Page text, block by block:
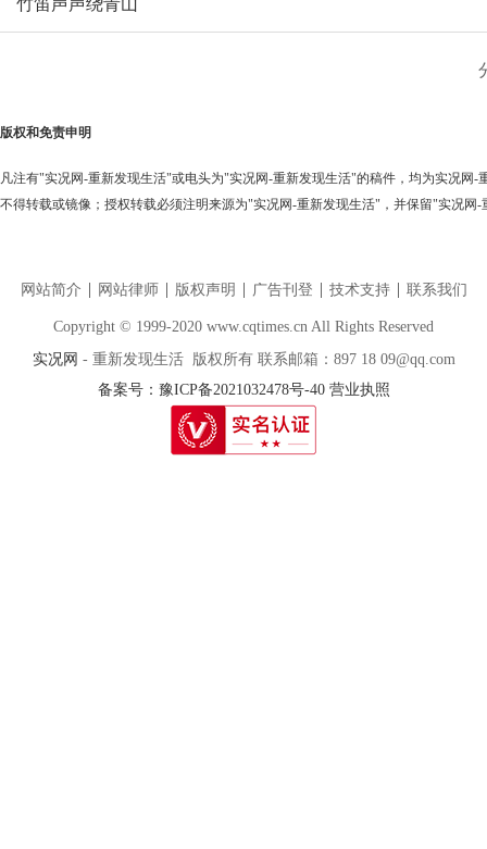
竹笛声声绕青山
版权和免责申明
凡注有"实况网-重新发现生活"或电头为"实况网-重新发现生活"的稿件，均为实况网-
不得转载或镜像；授权转载必须注明来源为"实况网-重新发现生活"，并保留"实况网
网站简介 网站律师 版权声明 广告刊登 技术支持 联系我们
Copyright © 1999-2020 www.cqtimes.cn All Rights Reserved
实况网 - 重新发现生活 版权所有 联系邮箱：897 18 09@qq.com
备案号：豫ICP备2021032478号-40 营业执照